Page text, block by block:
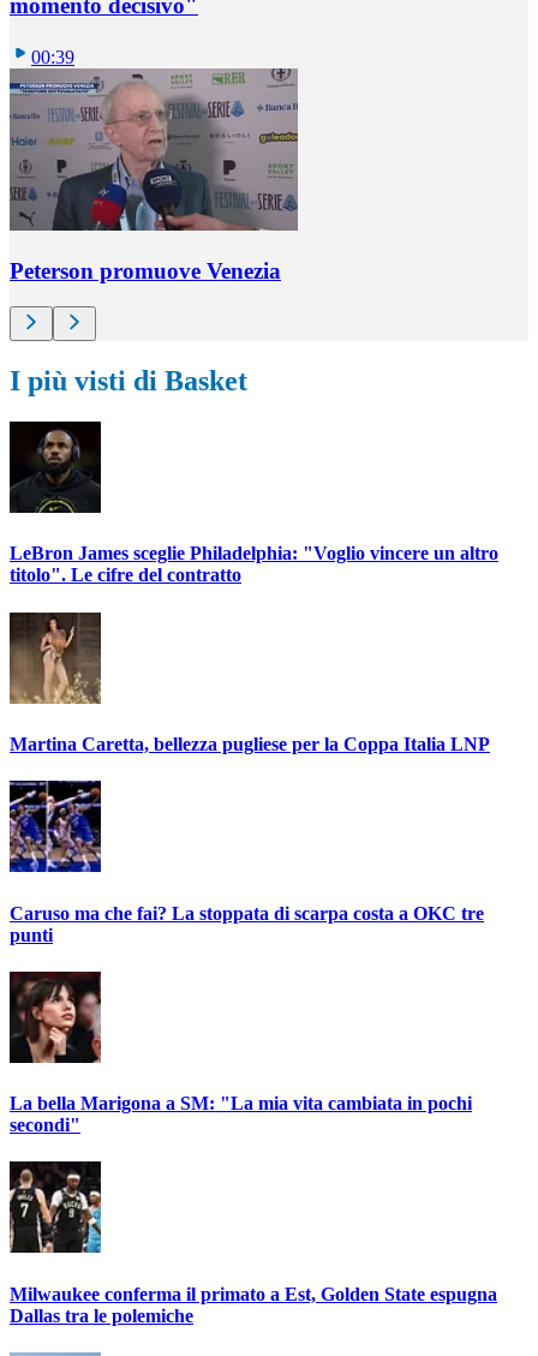
momento decisivo"
00:39
Peterson promuove Venezia
I più visti di Basket
LeBron James sceglie Philadelphia: "Voglio vincere un altro
titolo". Le cifre del contratto
Martina Caretta, bellezza pugliese per la Coppa Italia LNP
Caruso ma che fai? La stoppata di scarpa costa a OKC tre
punti
La bella Marigona a SM: "La mia vita cambiata in pochi
secondi"
Milwaukee conferma il primato a Est, Golden State espugna
Dallas tra le polemiche